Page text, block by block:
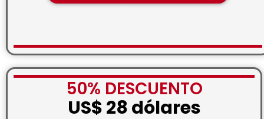
50% DESCUENTO
US$ 28 dólares